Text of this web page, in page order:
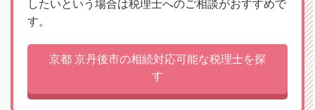
したいという場合は税理士へのご相談がおすすめで
す。
京都 京丹後市の相続対応可能な税理士を探
す